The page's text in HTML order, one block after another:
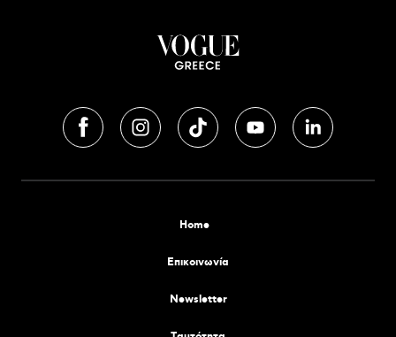
Home
Επικοινωνία
Newsletter